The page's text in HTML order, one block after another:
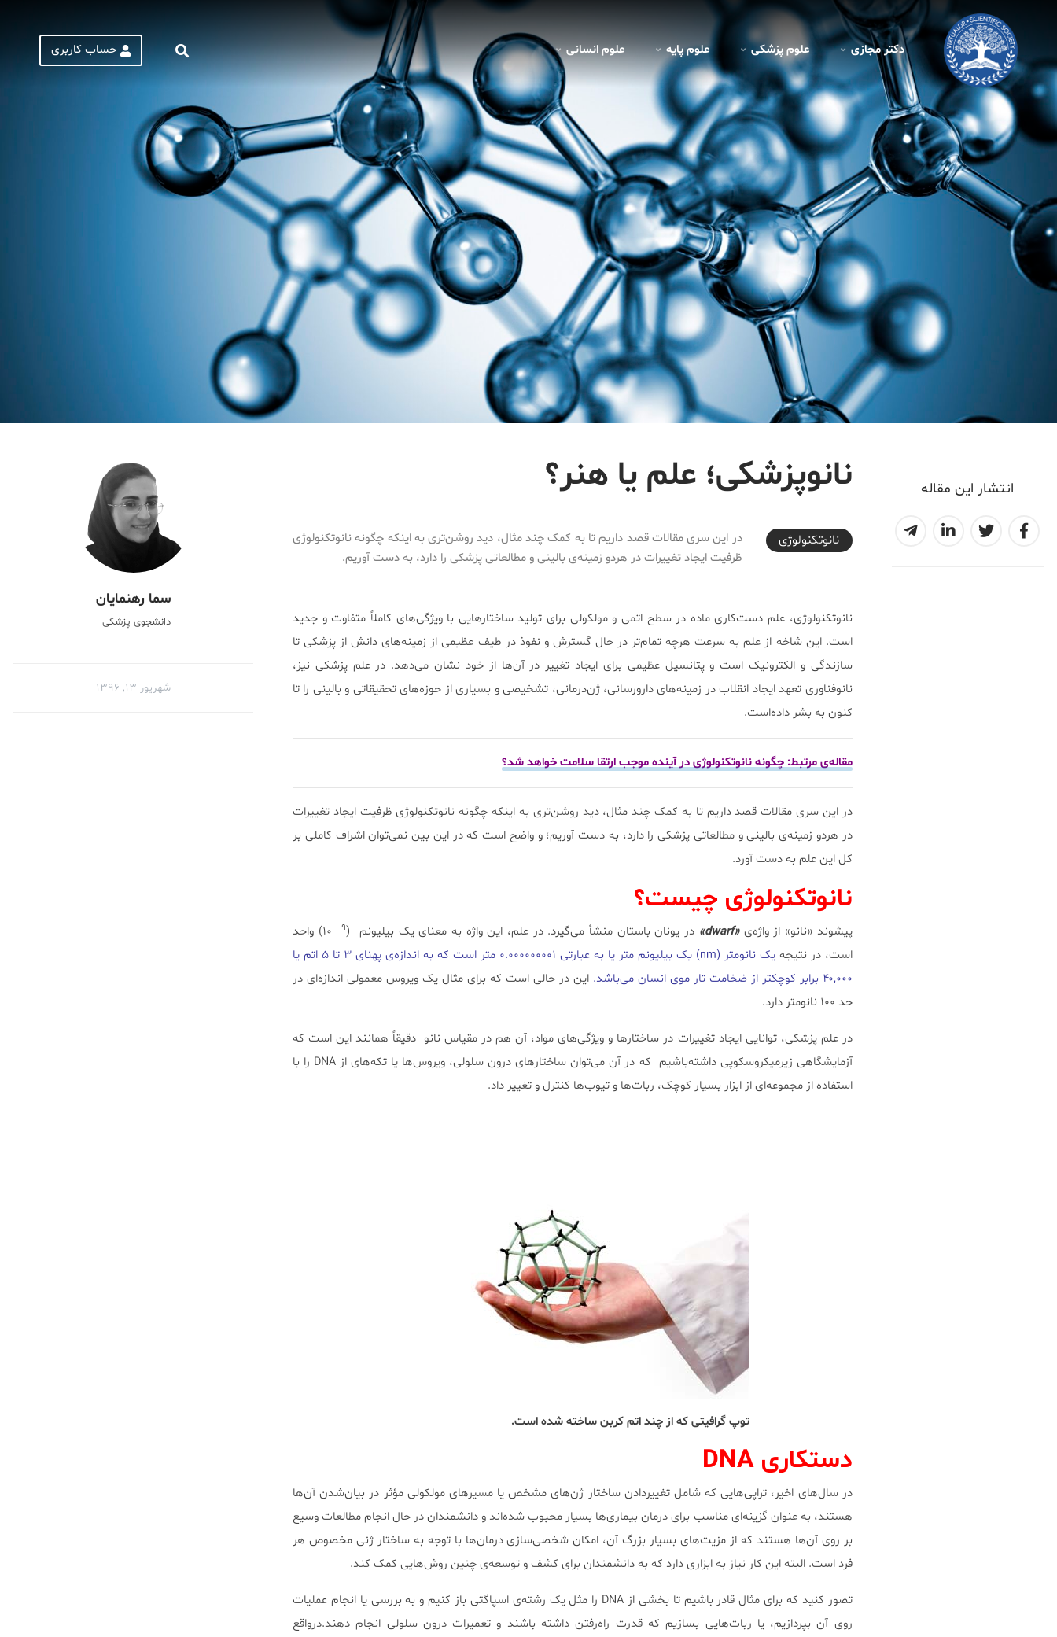
دکتر مجازی علوم پزشکی علوم پايه علوم انسانی حساب کاربری
انتشار این مقاله نانوپزشکی؛ علم یا هنر؟
2017-08-13T11:00:36+04:30
نانوتکنولوژی
در این سری مقالات قصد داریم تا به کمک چند مثال، دید روشن‌تری به اینکه چگونه نانوتکنولوژی
ظرفیت ایجاد تغییرات در هردو زمینه‌ی بالینی و مطالعاتی پزشکی را دارد، به دست آوریم.
نانوتکنولوژی، علم دست‌کاری ماده در سطح اتمی و مولکولی برای تولید ساختارهایی با ویژگی‌های کاملاً متفاوت و جدید
است. این شاخه از علم به سرعت هرچه تمام‌تر در حال گسترش و نفوذ در طیف عظیمی از زمینه‌های دانش از پزشکی تا
سازندگی و الکترونیک است و پتانسیل عظیمی برای ایجاد تغییر در آن‌ها از خود نشان می‌دهد. در علم پزشکی نیز،
نانوفناوری تعهد ایجاد انقلاب در زمینه‌های دارورسانی، ژن‌درمانی، تشخیصی و بسیاری از حوزه‌های تحقیقاتی و بالینی را تا
کنون به بشر داده‌است.
مقاله‌ی مرتبط: چگونه نانوتکنولوژی در آینده موجب ارتقا سلامت خواهد شد؟
در این سری مقالات قصد داریم تا به کمک چند مثال، دید روشن‌تری به اینکه چگونه نانوتکنولوژی ظرفیت ایجاد تغییرات
در هردو زمینه‌ی بالینی و مطالعاتی پزشکی را دارد، به دست آوریم؛ و واضح است که در این بین نمی‌توان اشراف کاملی بر
کل این علم به دست آورد.
نانوتکنولوژی چیست؟
پیشوند «نانو» از واژه‌ی«dwarf» در یونان باستان منشأ می‌گیرد. در علم، این واژه به معنای یک بیلیونم (۹–
۱۰) واحد
است، در نتیجه
یک نانومتر (nm) یک بیلیونم متر یا به عبارتی ۰.۰۰۰۰۰۰۰۰۱ متر است که به اندازه‌ی پهنای ۳ تا ۵ اتم یا
۴۰,۰۰۰ برابر کوچکتر از ضخامت تار موی انسان می‌باشد.
این در حالی است که برای مثال یک ویروس معمولی اندازه‌ای در
حد ۱۰۰ نانومتر دارد.
در علم پزشکی، توانایی ایجاد تغییرات در ساختارها و ویژگی‌های مواد، آن هم در مقیاس نانو دقیقاً همانند این است که
آزمایشگاهی زیرمیکروسکوپی داشته‌باشیم که در آن می‌توان ساختارهای درون سلولی، ویروس‌ها یا تکه‌های از DNA را با
استفاده از مجموعه‌ای از ابزار بسیار کوچک، ربات‌ها و تیوب‌ها کنترل و تغییر داد.
توپ گرافیتی که از چند اتم کربن ساخته شده است.
دستکاری DNA
در سال‌های اخیر، تراپی‌هایی که شامل تغییردادن ساختار ژن‌های مشخص یا مسیرهای مولکولی مؤثر در بیان‌شدن آن‌ها
هستند، به عنوان گزینه‌ای مناسب برای درمان بیماری‌ها بسیار محبوب شده‌اند و دانشمندان در حال انجام مطالعات وسیع
بر روی آن‌ها هستند که از مزیت‌های بسیار بزرگ آن، امکان شخصی‌سازی درمان‌ها با توجه به ساختار ژنی مخصوص هر
فرد است. البته این کار نیاز به ابزاری دارد که به دانشمندان برای کشف و توسعه‌ی چنین روش‌هایی کمک کند.
تصور کنید که برای مثال قادر باشیم تا بخشی از DNA را مثل یک رشته‌ی اسپاگتی باز کنیم و به بررسی یا انجام عملیات
روی آن بپردازیم، یا ربات‌هایی بسازیم که قدرت راه‌رفتن داشته باشند و تعمیرات درون سلولی انجام دهند.درواقع
سما رهنمایان
دانشجوی پزشکی
شهریور ۱۳, ۱۳۹۶